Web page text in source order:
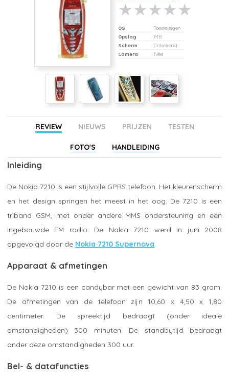
OS
Toesteleigen
Opslag
MB
Scherm
Onbekend
Camera
Nee
REVIEW NIEUWS PRIJZEN TESTEN
FOTO'S HANDLEIDING
Inleiding
De Nokia 7210 is een stijlvolle GPRS telefoon. Het kleurenscherm
en het design springen het meest in het oog. De 7210 is een
triband GSM, met onder andere MMS ondersteuning en een
ingebouwde FM radio. De Nokia 7210 werd in juni 2008
opgevolgd door de Nokia 7210 Supernova
Apparaat & afmetingen
De Nokia 7210 is een candybar met een gewicht van 83 gram.
De afmetingen van de telefoon zijn 10,60 x 4,50 x 1,80
centimeter. De spreektijd bedraagt (onder ideale
omstandigheden) 300 minuten. De standbytijd bedraagt
onder deze omstandigheden 300 uur.
Bel- & datafuncties